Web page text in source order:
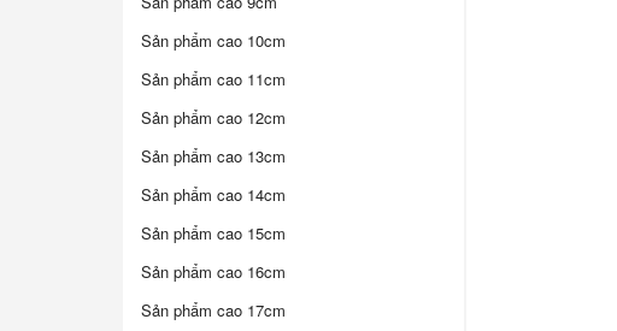
Sản phẩm cao 10cm
Sản phẩm cao 11cm
Sản phẩm cao 12cm
Sản phẩm cao 13cm
Sản phẩm cao 14cm
Sản phẩm cao 15cm
Sản phẩm cao 16cm
Sản phẩm cao 17cm